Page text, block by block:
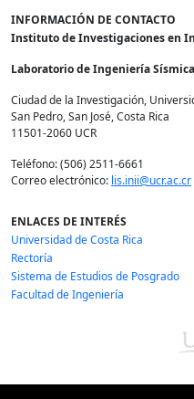
INFORMACIÓN DE CONTACTO
Instituto de Investigaciones en
Laboratorio de Ingeniería Sísmica
Ciudad de la Investigación,
San Pedro, San José, Costa Rica
11501-2060 UCR
Teléfono: (506) 2511-6661
Correo electrónico: lis.inii@ucr.ac.cr
ENLACES DE INTERÉS
Universidad de Costa Rica
Rectoría
Sistema de Estudios de Posgrado
Facultad de Ingeniería